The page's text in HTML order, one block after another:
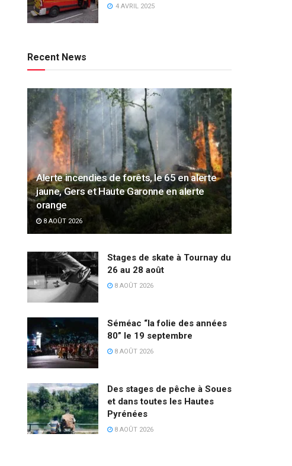
4 AVRIL 2025
Recent News
Alerte incendies de forêts, le 65 en alerte
jaune, Gers et Haute Garonne en alerte
orange
8 AOÛT 2026
Stages de skate à Tournay du
26 au 28 août
8 AOÛT 2026
Séméac “la folie des années
80” le 19 septembre
8 AOÛT 2026
Des stages de pêche à Soues
et dans toutes les Hautes
Pyrénées
8 AOÛT 2026